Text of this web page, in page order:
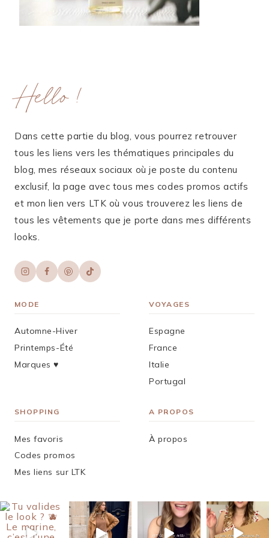
Hello !
Dans cette partie du blog, vous pourrez retrouver
tous les liens vers les thématiques principales du
blog, mes réseaux sociaux où je poste du contenu
exclusif, la page avec tous mes codes promos actifs
et mon lien vers LTK où vous trouverez les liens de
tous les vêtements que je porte dans mes différents
looks.
MODE
Automne-Hiver
Printemps-Été
Marques ♥︎
VOYAGES
Espagne
France
Italie
Portugal
SHOPPING
Mes favoris
Codes promos
Mes liens sur LTK
A PROPOS
À propos